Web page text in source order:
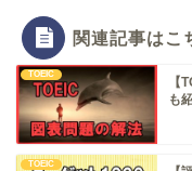
関連記事はこ
TOEIC
【
も
TOEIC